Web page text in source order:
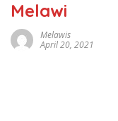
Melawi
Melawis
April 20, 2021